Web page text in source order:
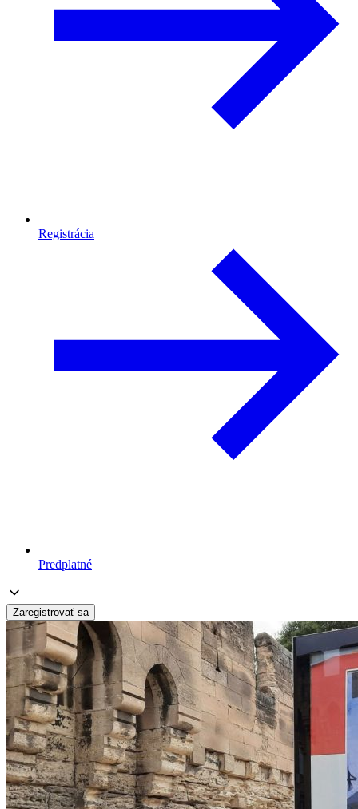
Registrácia
Predplatné
Zaregistrovať sa